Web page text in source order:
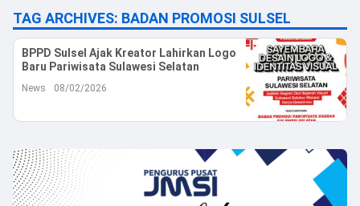
©
Copyright
2026
Sulselpasti.com
TAG ARCHIVES: BADAN PROMOSI SULSEL
BPPD Sulsel Ajak Kreator Lahirkan Logo
Baru Pariwisata Sulawesi Selatan
News 08/02/2026